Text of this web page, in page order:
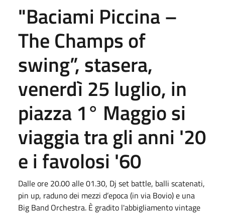
"Baciami Piccina –
The Champs of
swing”, stasera,
venerdì 25 luglio, in
piazza 1° Maggio si
viaggia tra gli anni '20
e i favolosi '60
Dalle ore 20.00 alle 01.30, Dj set battle, balli scatenati,
pin up, raduno dei mezzi d’epoca (in via Bovio) e una
Big Band Orchestra. È gradito l'abbigliamento vintage